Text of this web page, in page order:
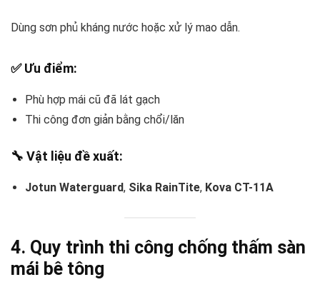
Dùng sơn phủ kháng nước hoặc xử lý mao dẫn.
✅ Ưu điểm:
Phù hợp mái cũ đã lát gạch
Thi công đơn giản bằng chổi/lăn
🔧 Vật liệu đề xuất:
Jotun Waterguard, Sika RainTite, Kova CT-11A
4. Quy trình thi công chống thấm sàn
mái bê tông